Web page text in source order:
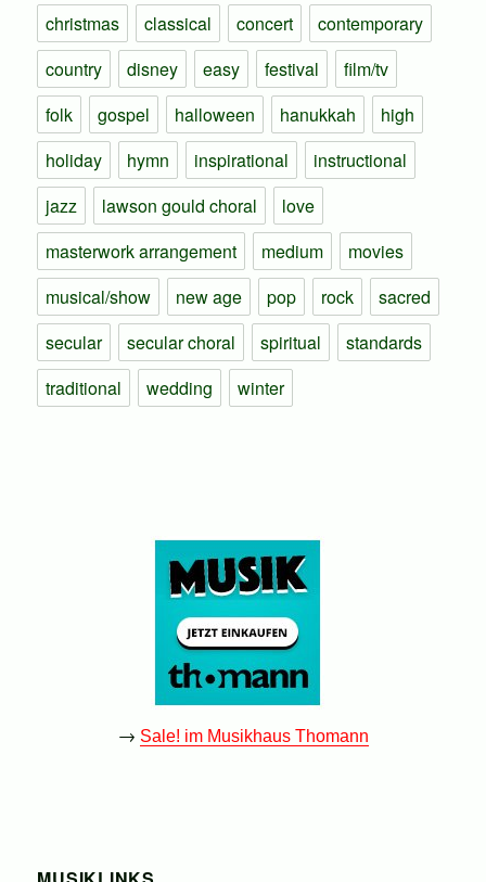
christmas
classical concert
contemporary
country
disney easy festival
film/tv
folk
gospel halloween hanukkah
high
holiday
hymn inspirational
instructional
jazz
lawson gould choral
love
masterwork arrangement
medium
movies
musical/show
new age pop rock
sacred
secular
secular choral spiritual
standards
traditional
wedding winter
→ Sale! im Musikhaus Thomann